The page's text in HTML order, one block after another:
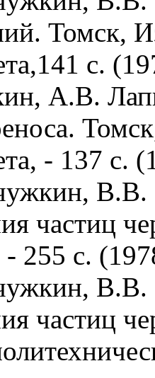
Томск,
с.
А.В.
- 137 с.
В.В.
частиц
- 255 с.
В.В.
частиц